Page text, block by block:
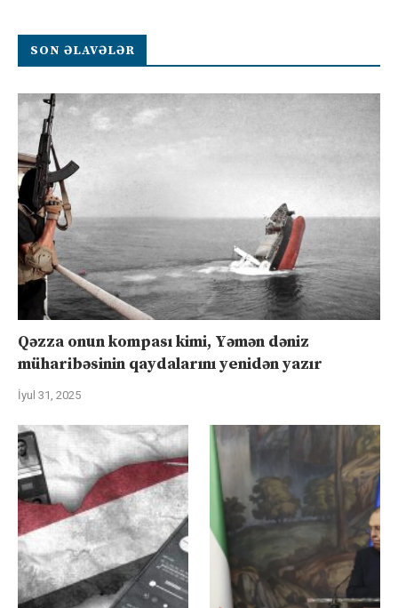
SON ƏLAVƏLƏR
Qəzza onun kompası kimi, Yəmən dəniz
müharibəsinin qaydalarını yenidən yazır
İyul 31, 2025